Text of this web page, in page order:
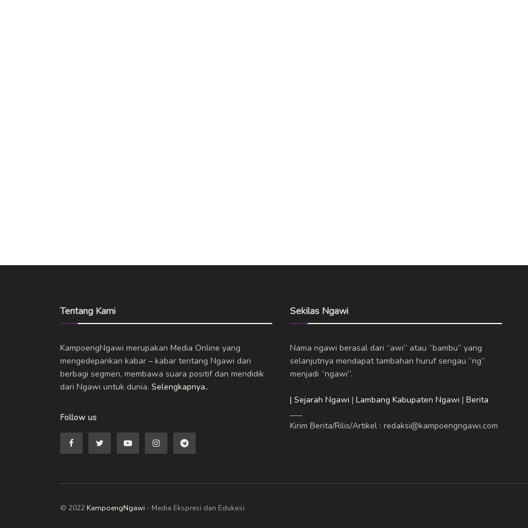
Tentang Kami
KampoengNgawi merupakan Media Online yang
mengedepankan kabar – kabar tentang Ngawi dari
berbagi segmen, membawa suara positif dan mendidik
dari Ngawi untuk dunia. Selengkapnya..
Follow us
Sekilas Ngawi
Nama ngawi berasal dari “awi” atau “bambu” yang
selanjutnya mendapat tambahan huruf sengau “ng”
menjadi “ngawi”.
| Sejarah Ngawi | Lambang Kabupaten Ngawi | Berita
___
Kirim Berita/Rilis/Artikel : redaksi@kampoengngawi.com
© 2022 KampoengNgawi - Media Ekspresi dan Edukasi